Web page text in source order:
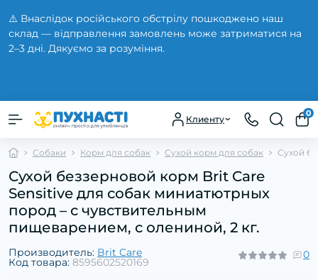
⚠️ Внаслідок російського обстрілу пошкоджено наш
склад — відправлення замовлень може затриматися на
2–3 дні. Дякуємо за розуміння.
Клиенту
0
Собаки Корм для собак Сухой корм для собак Сухой
Сухой беззерновой корм Brit Care
Sensitive для собак миниатютрных
пород – с чувствительным
пищеварением, с олениной, 2 кг.
Производитель: Brit Care
Код товара: 8595602520169
0